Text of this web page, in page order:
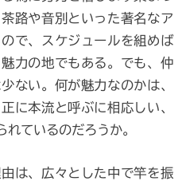
路や音別といった著名なア
で、スケジュールを組めば
力の地でもある。でも、仲
ない。何が魅力なのかは、
に本流と呼ぶに相応しい、
ているのだろうか。
は、広々とした中で竿を振